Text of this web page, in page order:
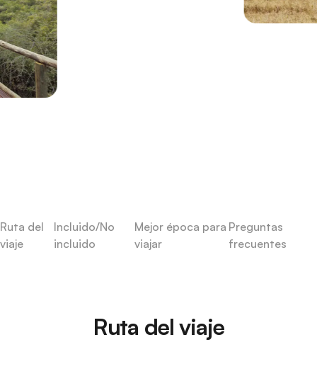
Ruta del
viaje
Incluido/No
incluido
Mejor época para
viajar
Preguntas
frecuentes
Ruta del viaje